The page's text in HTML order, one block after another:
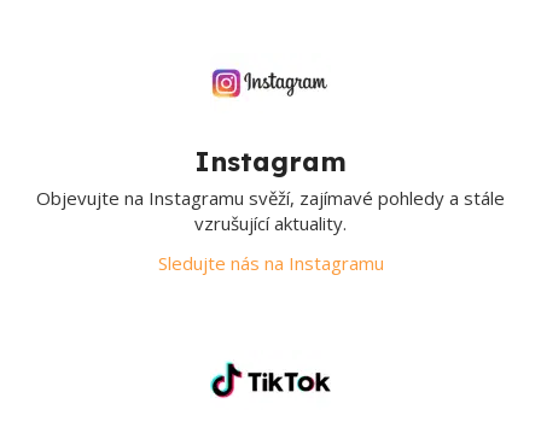
Instagram
Objevujte na Instagramu svěží, zajímavé pohledy a stále
vzrušující aktuality.
Sledujte nás na Instagramu